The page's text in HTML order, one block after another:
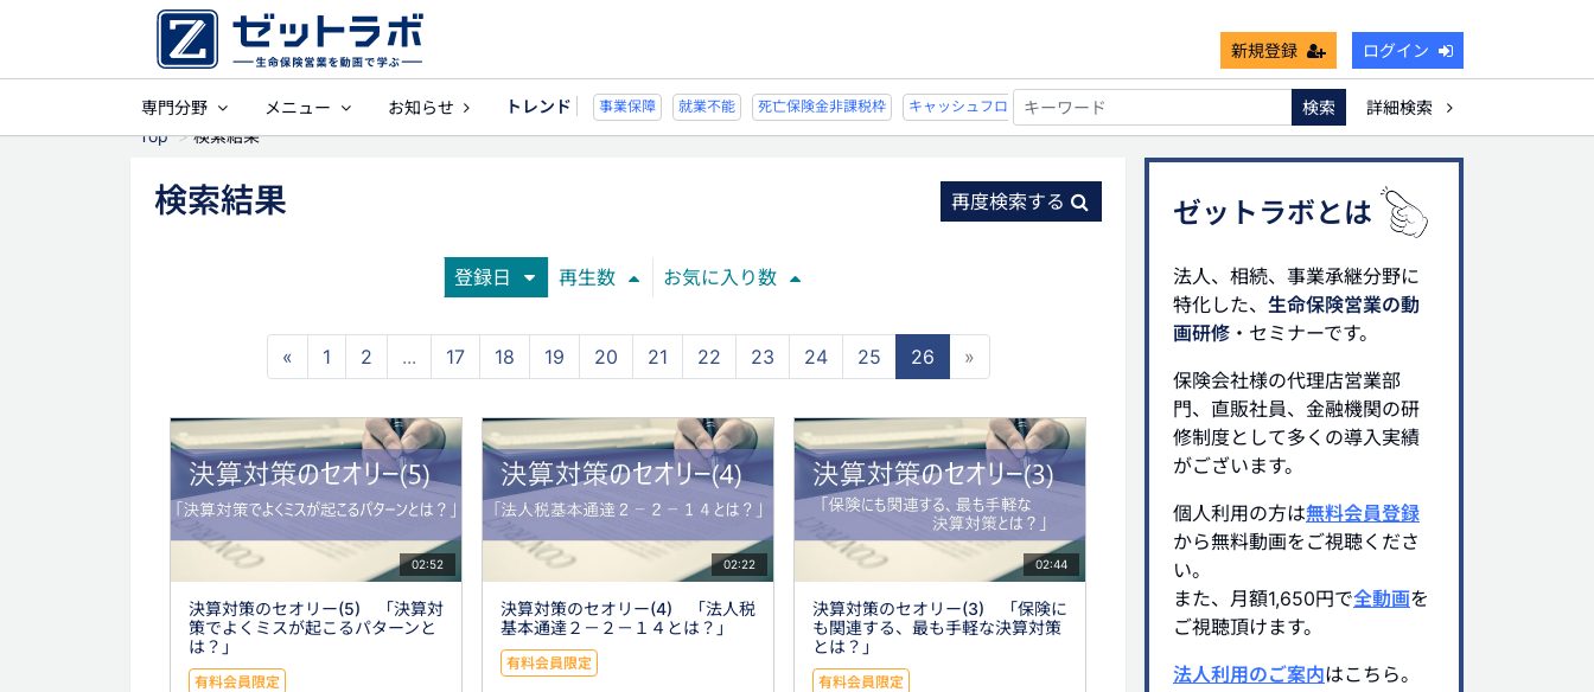
新規登録 ログイン
専門分野 メニュー お知らせ トレンド
事業保障 就業不能 死亡保険金非課税枠 キャッシュフロー 宗教法人 事業保障 就業不能 キャッシュフロー 宗教法人
検索
詳細検索
Top
検索結果
検索結果 再度検索する
登録日 再生数 お気に入り数
« 1 2 ... 17 18 19 20 21 22 23 24 25 26 »
02:52
決算対策のセオリー(5) 「決算対
策でよくミスが起こるパターンと
は？」
有料会員限定
02:22
決算対策のセオリー(4) 「法人税
基本通達２－２－１４とは？」
有料会員限定
02:44
決算対策のセオリー(3) 「保険に
も関連する、最も手軽な決算対策
とは？」
有料会員限定
ゼットラボとは
法人、相続、事業承継分野に
特化した、 生命保険営業の動
画研修 ・セミナーです。
保険会社様の代理店営業部
門、直販社員、金融機関の研
修制度として多くの導入実績
がございます。
個人利用の方は無料会員登録
から無料動画をご視聴くださ
い。
また、月額1,650円で全動画を
ご視聴頂けます。
法人利用のご案内はこちら。